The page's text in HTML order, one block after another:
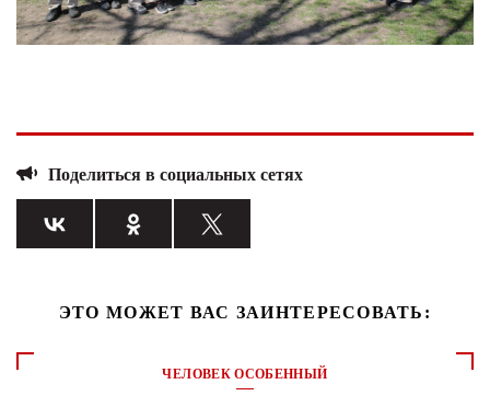
Поделиться в социальных сетях
ЭТО МОЖЕТ ВАС ЗАИНТЕРЕСОВАТЬ:
ЧЕЛОВЕК ОСОБЕННЫЙ